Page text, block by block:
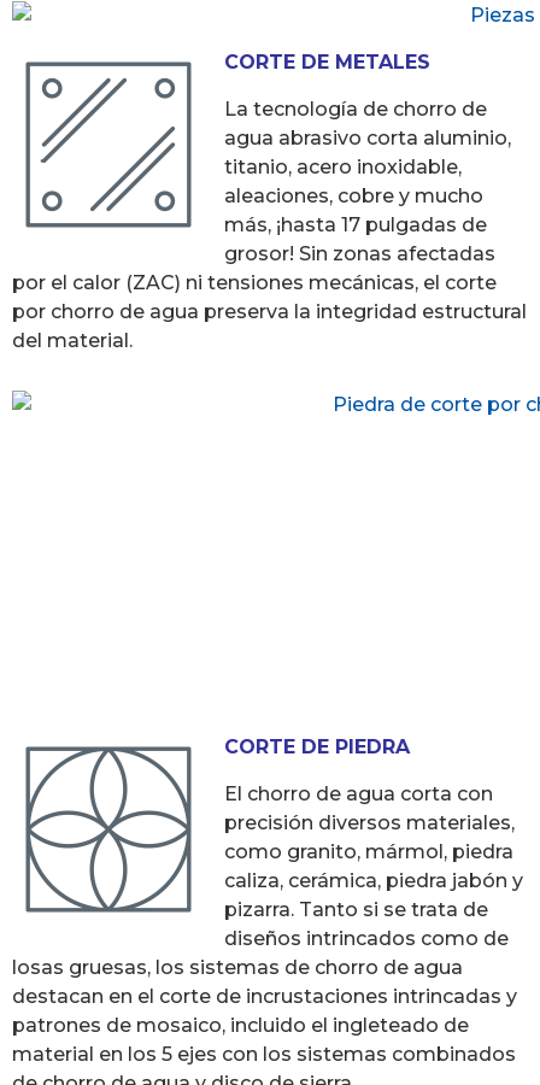
CORTE DE METALES
La tecnología de chorro de
agua abrasivo corta aluminio,
titanio, acero inoxidable,
aleaciones, cobre y mucho
más, ¡hasta 17 pulgadas de
grosor! Sin zonas afectadas
por el calor (ZAC) ni tensiones mecánicas, el corte
por chorro de agua preserva la integridad estructural
del material.
CORTE DE PIEDRA
El chorro de agua corta con
precisión diversos materiales,
como granito, mármol, piedra
caliza, cerámica, piedra jabón y
pizarra. Tanto si se trata de
diseños intrincados como de
losas gruesas, los sistemas de chorro de agua
destacan en el corte de incrustaciones intrincadas y
patrones de mosaico, incluido el ingleteado de
material en los 5 ejes con los sistemas combinados